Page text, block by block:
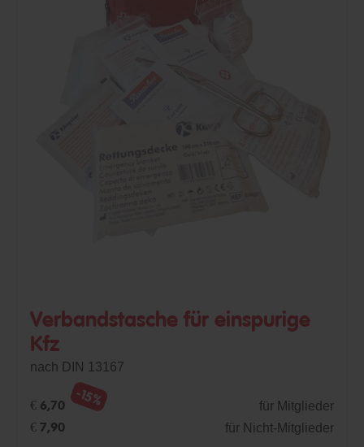
Verbandstasche für einspurige
Kfz
nach DIN 13167
€ 6,70 -15% für Mitglieder
€ 7,90 für Nicht-Mitglieder